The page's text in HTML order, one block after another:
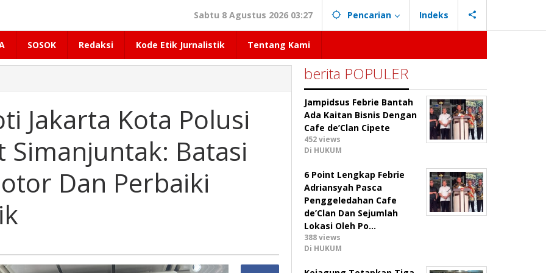
Sabtu 8 Agustus 2026 03:27 Pencarian Indeks
SOSOK Redaksi Kode Etik Jurnalistik Tentang Kami
Jakarta Kota Polusi
Batasi
Dan Perbaiki
berita POPULER
Jampidsus Febrie Bantah
Ada Kaitan Bisnis Dengan
Cafe de’Clan Cipete
452 views
Di HUKUM
6 Point Lengkap Febrie
Adriansyah Pasca
Penggeledahan Cafe
de’Clan Dan Sejumlah
Lokasi Oleh Po…
388 views
Di HUKUM